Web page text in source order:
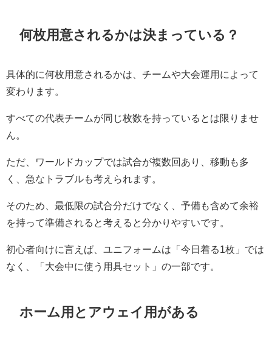
何枚用意されるかは決まっている？
具体的に何枚用意されるかは、チームや大会運用によって
変わります。
すべての代表チームが同じ枚数を持っているとは限りませ
ん。
ただ、ワールドカップでは試合が複数回あり、移動も多
く、急なトラブルも考えられます。
そのため、最低限の試合分だけでなく、予備も含めて余裕
を持って準備されると考えると分かりやすいです。
初心者向けに言えば、ユニフォームは「今日着る1枚」では
なく、「大会中に使う用具セット」の一部です。
ホーム用とアウェイ用がある